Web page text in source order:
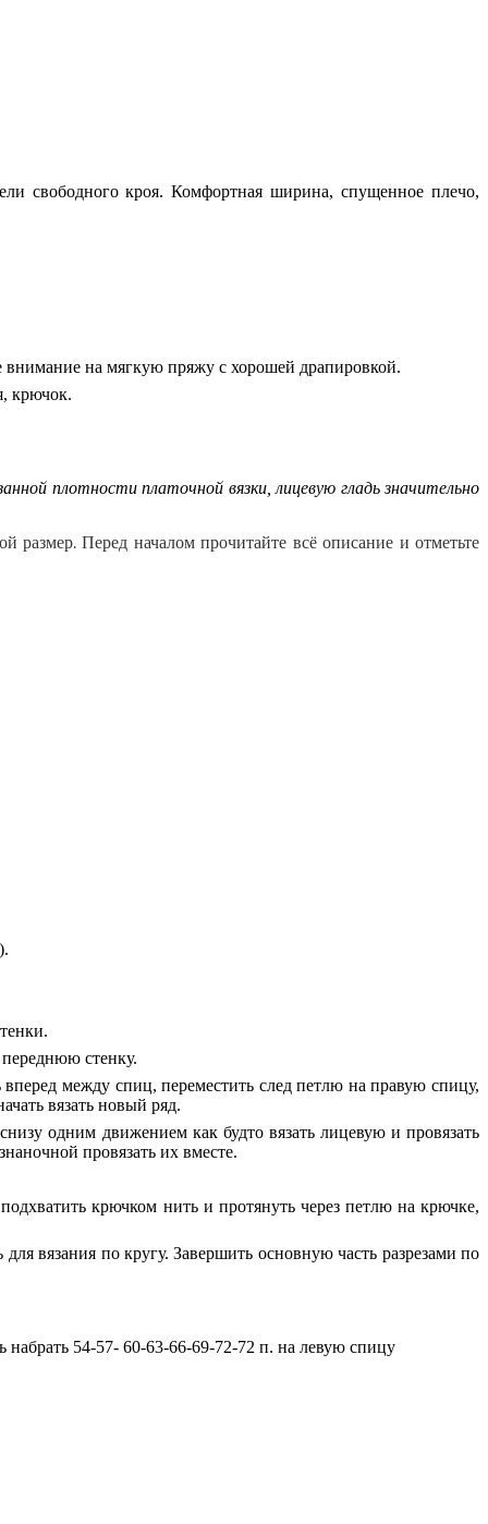
свободного кроя. Комфортная ширина, спущенное плечо,
на мягкую пряжу с хорошей драпировкой.
крючок.
плотности платочной вязки, лицевую гладь значительно
размер. Перед началом прочитайте всё описание и отметьте
стенку.
между спиц, переместить след петлю на правую спицу,
вязать новый ряд.
одним движением как будто вязать лицевую и провязать
провязать их вместе.
крючком нить и протянуть через петлю на крючке,
вязания по кругу. Завершить основную часть разрезами по
54-57- 60-63-66-69-72-72 п. на левую спицу